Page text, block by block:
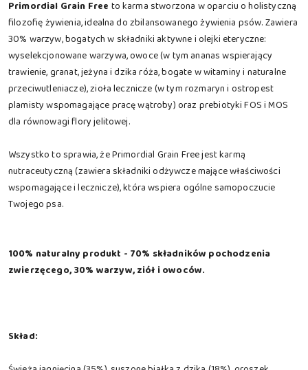
Primordial Grain Free to karma stworzona w oparciu o holistyczną
filozofię żywienia, idealna do zbilansowanego żywienia psów. Zawiera
30% warzyw, bogatych w składniki aktywne i olejki eteryczne:
wyselekcjonowane warzywa, owoce (w tym ananas wspierający
trawienie, granat, jeżyna i dzika róża, bogate w witaminy i naturalne
przeciwutleniacze), zioła lecznicze (w tym rozmaryn i ostropest
plamisty wspomagające pracę wątroby) oraz prebiotyki FOS i MOS
dla równowagi flory jelitowej.
Wszystko to sprawia, że Primordial Grain Free jest karmą
nutraceutyczną (zawiera składniki odżywcze mające właściwości
wspomagające i lecznicze), która wspiera ogólne samopoczucie
Twojego psa.
100% naturalny produkt - 70% składników pochodzenia
zwierzęcego, 30% warzyw, ziół i owoców.
Skład: